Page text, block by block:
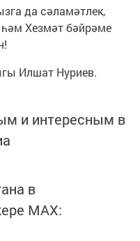
да сәламәтлек,
Хезмәт бәйрәме
Илшат Нуриев.
и интересным в
в
MАХ: